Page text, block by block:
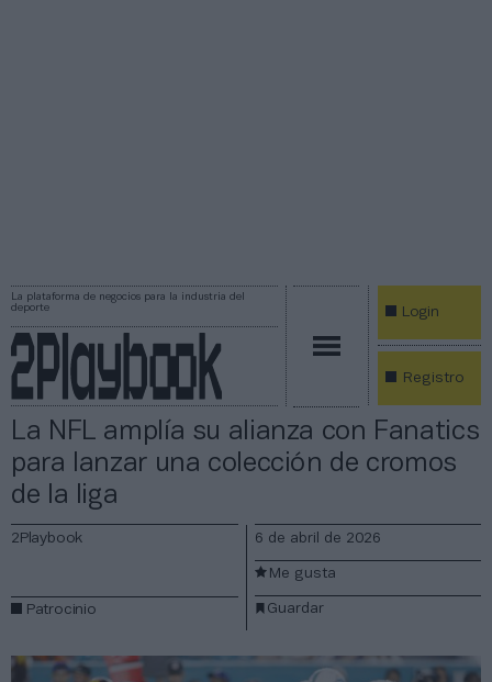
La plataforma de negocios para la industria del
deporte
Login
Registro
La NFL amplía su alianza con Fanatics
para lanzar una colección de cromos
de la liga
2Playbook
Patrocinio
6 de abril de 2026
Guardar
Me gusta